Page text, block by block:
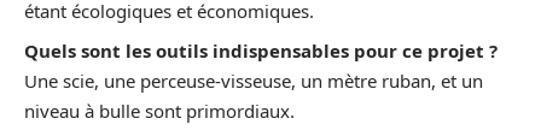
étant écologiques et économiques.
Quels sont les outils indispensables pour ce projet ?
Une scie, une perceuse-visseuse, un mètre ruban, et un
niveau à bulle sont primordiaux.